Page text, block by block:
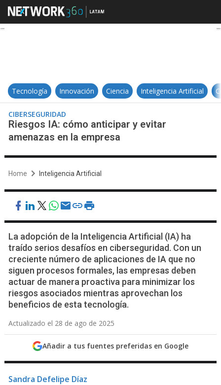
Riesgos IA: cómo anticipar y
Tecnología Innovación Ciencia Inteligencia Artificial
CIBERSEGURIDAD
Riesgos IA: cómo anticipar y evitar
amenazas en la empresa
Home Inteligencia Artificial
La adopción de la Inteligencia Artificial (IA) ha
traído serios desafíos en ciberseguridad. Con un
creciente número de aplicaciones de IA que no
siguen procesos formales, las empresas deben
actuar de manera proactiva para minimizar los
riesgos asociados mientras aprovechan los
beneficios de esta tecnología.
Actualizado el 28 de ago de 2025
Añadir a tus fuentes preferidas en Google
Sandra Defelipe Díaz